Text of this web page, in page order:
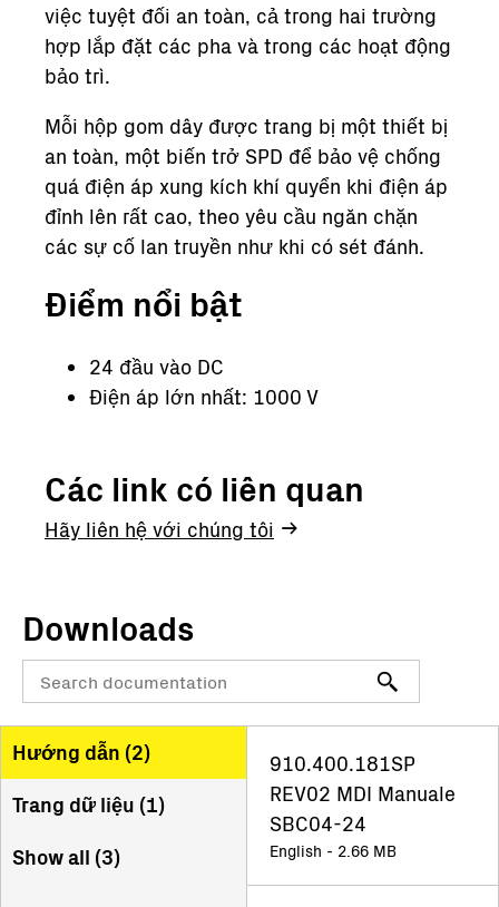
việc tuyệt đối an toàn, cả trong hai trường
hợp lắp đặt các pha và trong các hoạt động
bảo trì.
Mỗi hộp gom dây được trang bị một thiết bị
an toàn, một biến trở SPD để bảo vệ chống
quá điện áp xung kích khí quyển khi điện áp
đỉnh lên rất cao, theo yêu cầu ngăn chặn
các sự cố lan truyền như khi có sét đánh.
Điểm nổi bật
24 đầu vào DC
Điện áp lớn nhất: 1000 V
Các link có liên quan
Hãy liên hệ với chúng tôi
Downloads
Hướng dẫn (2)
Trang dữ liệu (1)
Show all (3)
910.400.181SP
REV02 MDI Manuale
SBC04-24
English - 2.66 MB